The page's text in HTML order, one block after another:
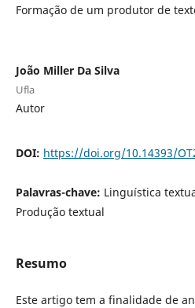
Formação de um produtor de
João Miller Da Silva
Ufla
Autor
DOI: https://doi.org/10.14393/
Palavras-chave: Linguística
Produção textual
Resumo
Este artigo tem a finalidade de